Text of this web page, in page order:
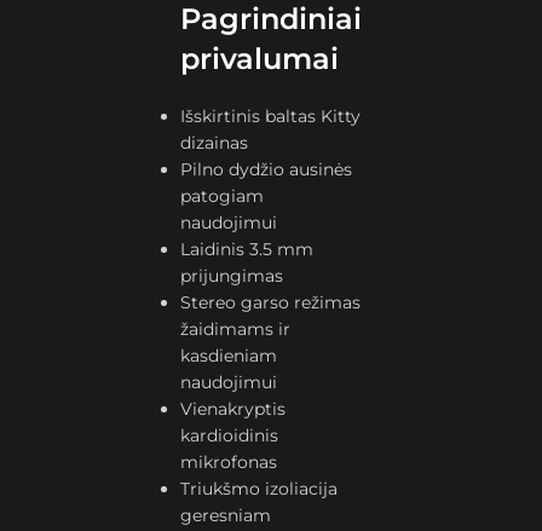
Pagrindiniai
privalumai
Išskirtinis baltas Kitty
dizainas
Pilno dydžio ausinės
patogiam
naudojimui
Laidinis 3.5 mm
prijungimas
Stereo garso režimas
žaidimams ir
kasdieniam
naudojimui
Vienakryptis
kardioidinis
mikrofonas
Triukšmo izoliacija
geresniam